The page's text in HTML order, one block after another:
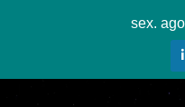
sex.